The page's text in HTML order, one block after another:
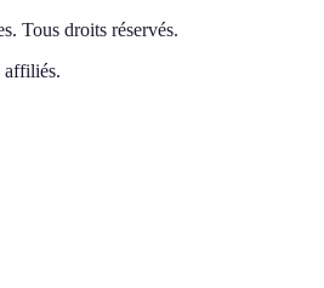
. Tous droits réservés.
affiliés.